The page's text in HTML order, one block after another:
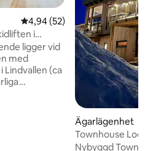
4,94 av 5 i genomsnittligt
4,94 (52)
i
ligger vid
med
Lindvallen (ca
Ägarlägenhet
Townhouse
Lindvallen
Nybyggd